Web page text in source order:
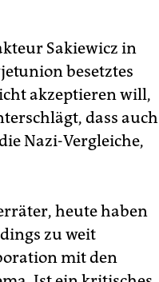
Sakiewicz in
besetztes
akzeptieren will,
dass auch
Nazi-Vergleiche,
heute haben
zu weit
mit den